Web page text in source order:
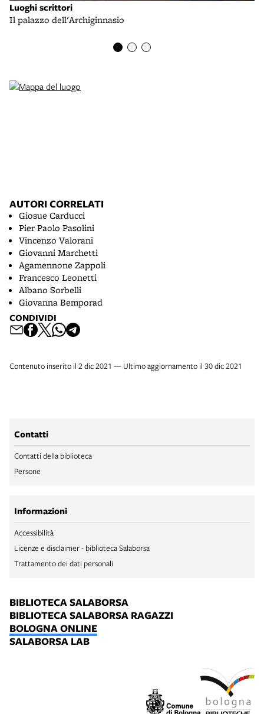
Luoghi scrittori
Il palazzo dell'Archiginnasio
AUTORI CORRELATI
Giosue Carducci
Pier Paolo Pasolini
Vincenzo Valorani
Giovanni Marchetti
Agamennone Zappoli
Francesco Leonetti
Albano Sorbelli
Giovanna Bemporad
CONDIVIDI
Contenuto inserito il 2 dic 2021 — Ultimo aggiornamento il 30 dic 2021
Contatti
Contatti della biblioteca
Persone
Informazioni
Accessibilità
Licenze e disclaimer - biblioteca Salaborsa
Trattamento dei dati personali
BIBLIOTECA SALABORSA
BIBLIOTECA SALABORSA RAGAZZI
BOLOGNA ONLINE
SALABORSA LAB